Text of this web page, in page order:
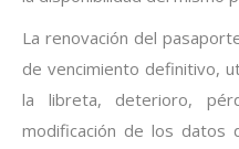
La renovación del
de vencimiento definitivo,
la libreta, deterioro,
modificación de los datos